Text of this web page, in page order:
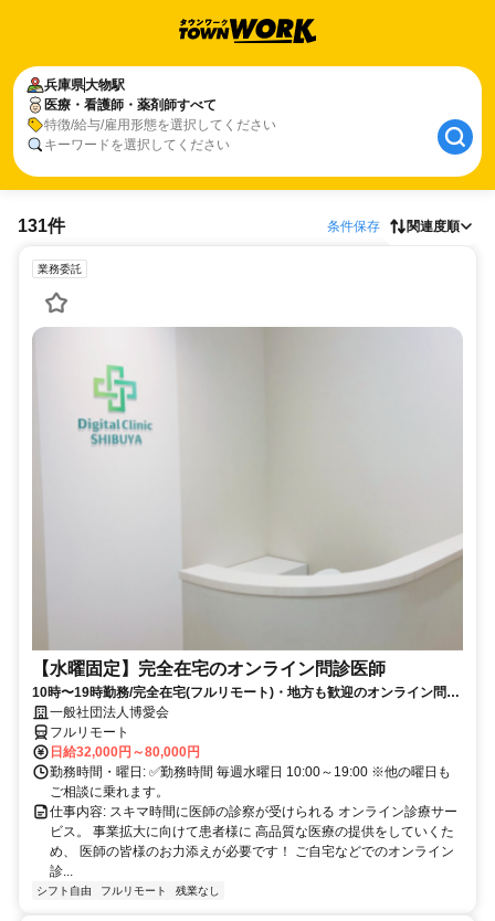
兵庫県大物駅
医療・看護師・薬剤師すべて
特徴/給与/雇用形態を選択してください
キーワードを選択してください
131件 条件保存 関連度順
業務委託
【水曜固定】完全在宅のオンライン問診医師
10時〜19時勤務/完全在宅(フルリモート)・地方も歓迎のオンライン問診
業務一般社団法人博愛会
フルリモート
日給32,000円～80,000円
勤務時間・曜日: ✅勤務時間 毎週水曜日 10:00～19:00 ※他の曜日も
ご相談に乗れます。
仕事内容: スキマ時間に医師の診察が受けられる オンライン診療サー
ビス。 事業拡大に向けて患者様に 高品質な医療の提供をしていくた
め、 医師の皆様のお力添えが必要です！ ご自宅などでのオンライン
診...
シフト自由 フルリモート 残業なし